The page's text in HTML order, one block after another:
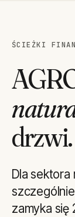
ŚCIEŻKI
drzwi.
Dla sektora
zamyka się